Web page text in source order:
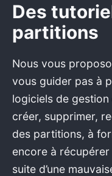
Des
partitions
Nous vous
vous guider pas à
logiciels de
créer, supprimer,
des partitions, à
encore à
suite d’une